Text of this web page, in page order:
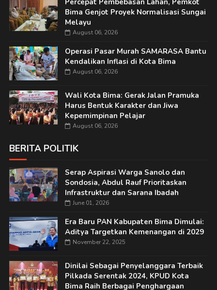
Percepat Pembebasan Lahan, Pemkot
Bima Genjot Proyek Normalisasi Sungai
Melayu
August 06, 2026
Operasi Pasar Murah SAMARASA Bantu
Kendalikan Inflasi di Kota Bima
August 06, 2026
Wali Kota Bima: Gerak Jalan Pramuka
Harus Bentuk Karakter dan Jiwa
Kepemimpinan Pelajar
August 06, 2026
BERITA POLITIK
Serap Aspirasi Warga Sanolo dan
Sondosia, Abdul Rauf Prioritaskan
Infrastruktur dan Sarana Ibadah
June 01, 2026
Era Baru PAN Kabupaten Bima Dimulai:
Aditya Targetkan Kemenangan di 2029
November 22, 2025
Dinilai Sebagai Penyelanggara Terbaik
Pilkada Serentak 2024, KPUD Kota
Bima Raih Berbagai Penghargaan